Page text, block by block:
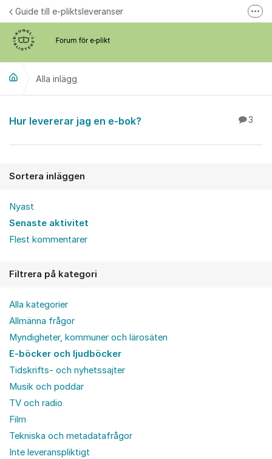
Hoppa till innehåll
Guide till e-pliktsleveranser
Alla inlägg
Alla inlägg
Hur levererar jag en e-bok? 3
Sortera inläggen
Nyast
Senaste aktivitet
Flest kommentarer
Filtrera på kategori
Alla kategorier
Allmänna frågor
Myndigheter, kommuner och lärosäten
E-böcker och ljudböcker
Tidskrifts- och nyhetssajter
Musik och poddar
TV och radio
Film
Tekniska och metadatafrågor
Inte leveranspliktigt